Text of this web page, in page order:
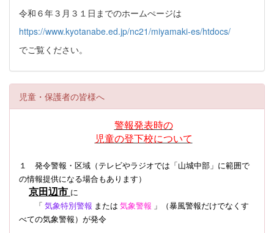
令和６年３月３１日までのホームぺージは
https://www.kyotanabe.ed.jp/nc21/miyamaki-es/htdocs/
でご覧ください。
児童・保護者の皆様へ
警報発表時の
児童の登下校について
１ 発令警報・区域（テレビやラジオでは「山城中部」に範囲で
の情報提供になる場合もあります）
京田辺市 に
「 気象特別警報 または 気象警報 」（暴風警報だけでなくす
べての気象警報） が発令